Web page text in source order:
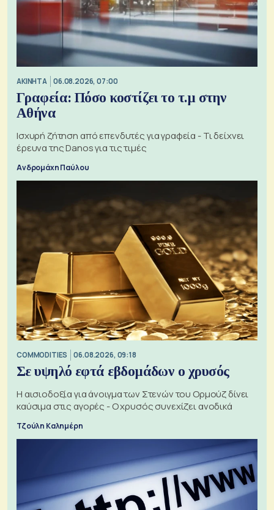
ΑΚΙΝΗΤΑ 06.08.2026, 07:00
Γραφεία: Πόσο κοστίζει το τ.μ στην
Αθήνα
Ισχυρή ζήτηση από επενδυτές για γραφεία - Τι δείχνει
έρευνα της Danos για τις τιμές
Ανδρομάχη Παύλου
COMMODITIES 06.08.2026, 09:18
Σε υψηλό εφτά εβδομάδων ο χρυσός
Η αισιοδοξία για άνοιγμα των Στενών του Ορμούζ δίνει
καύσιμα στις αγορές - Ο χρυσός συνεχίζει ανοδικά
Τζούλη Καλημέρη